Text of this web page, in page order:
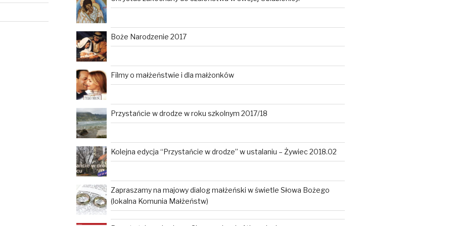
Boże Narodzenie 2017
Filmy o małżeństwie i dla małżonków
Przystańcie w drodze w roku szkolnym 2017/18
Kolejna edycja “Przystańcie w drodze” w ustalaniu – Żywiec 2018.02
Zapraszamy na majowy dialog małżeński w świetle Słowa Bożego
(lokalna Komunia Małżeństw)